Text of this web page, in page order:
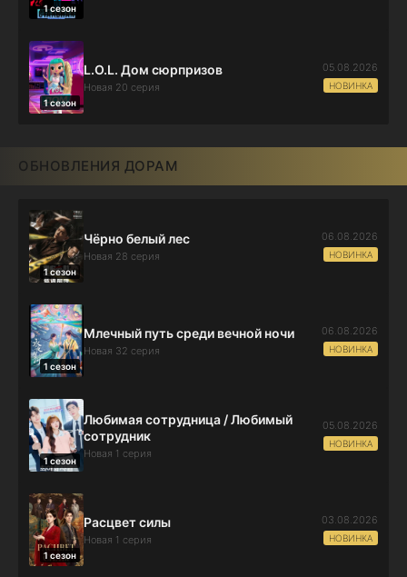
1 сезон
1 сезон
L.O.L. Дом сюрпризов
Новая 20 серия
05.08.2026
НОВИНКА
ОБНОВЛЕНИЯ ДОРАМ
1 сезон
Чёрно белый лес
Новая 28 серия
06.08.2026
НОВИНКА
1 сезон
Млечный путь среди вечной ночи
Новая 32 серия
06.08.2026
НОВИНКА
1 сезон
Любимая сотрудница / Любимый
сотрудник
Новая 1 серия
05.08.2026
НОВИНКА
1 сезон
Расцвет силы
Новая 1 серия
03.08.2026
НОВИНКА